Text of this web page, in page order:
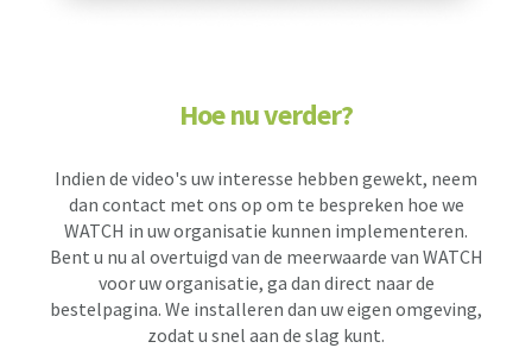
Hoe nu verder?
Indien de video's uw interesse hebben gewekt, neem
dan contact met ons op om te bespreken hoe we
WATCH in uw organisatie kunnen implementeren.
Bent u nu al overtuigd van de meerwaarde van WATCH
voor uw organisatie, ga dan direct naar de
bestelpagina. We installeren dan uw eigen omgeving,
zodat u snel aan de slag kunt.